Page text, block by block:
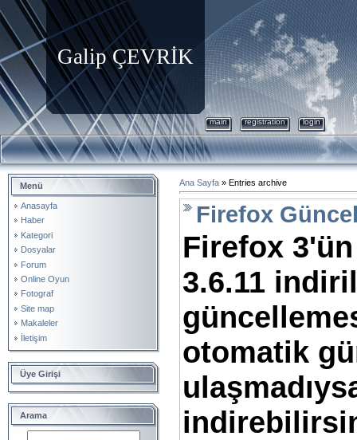
Galip ÇEVRİK
main registration login
Menü
Anasayfa
Haber
Kategori
Dosyalar
Forum
Online Oyun
Fotograf
Site map
Makaleler
İletişim
Üye Girişi
Arama
Ana Sayfa » Entries archive
Firefox
Firefox
3.6.11
otomatik